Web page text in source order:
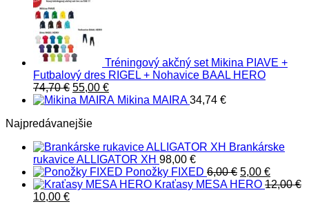
Tréningový akčný set Mikina PIAVE +
Futbalový dres RIGEL + Nohavice BAAL HERO
74,70€ Pôvodná
cena
74,70 €.
55,00 €Aktuálna
cena
Mikina MAIRA 34,74 €
Najpredávanejšie
Brankárske
rukavice ALLIGATOR XH 98,00 €
Ponožky FIXED 6,00€ Pôvodná
cena
5,00 €
cena
Kraťasy MESA HERO 12,00€
Pôvodná
10,00 €Aktuálna